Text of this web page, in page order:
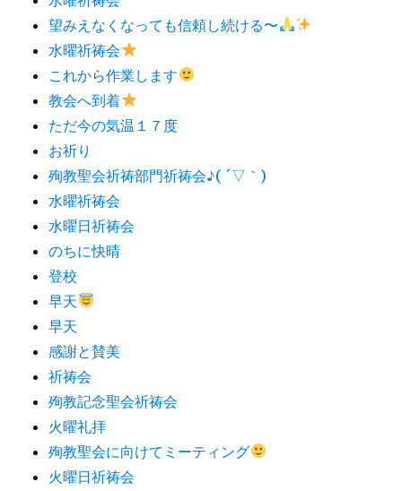
望みえなくなっても信頼し続ける〜
水曜祈祷会
これから作業します
教会へ到着
ただ今の気温１７度
お祈り
殉教聖会祈祷部門祈祷会♪( ´▽｀)
水曜祈祷会
水曜日祈祷会
のちに快晴
登校
早天
早天
感謝と賛美
祈祷会
殉教記念聖会祈祷会
火曜礼拝
殉教聖会に向けてミーティング
火曜日祈祷会